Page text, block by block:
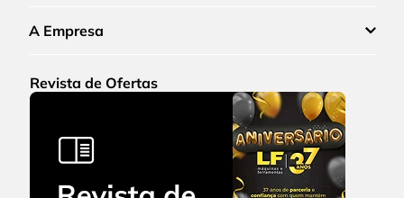
A Empresa
Revista de Ofertas